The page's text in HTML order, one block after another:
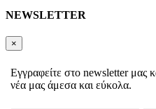
NEWSLETTER
×
Εγγραφείτε στο newsletter μας
νέα μας άμεσα και εύκολα.